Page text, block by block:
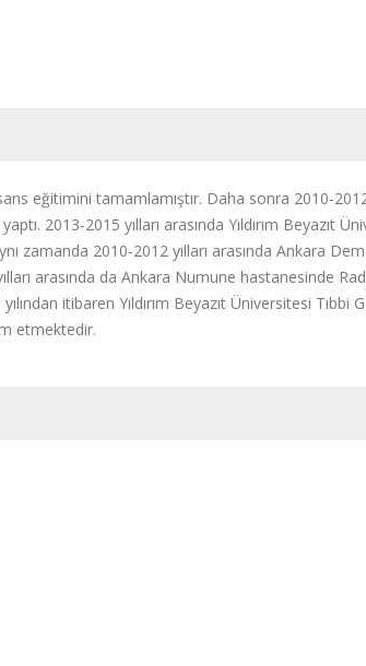
eğitimini tamamlamıştır. Daha sonra 2010-2012
2013-2015 yılları arasında Yıldırım Beyazıt
zamanda 2010-2012 yılları arasında Ankara
arasında da Ankara Numune hastanesinde
itibaren Yıldırım Beyazıt Üniversitesi
etmektedir.